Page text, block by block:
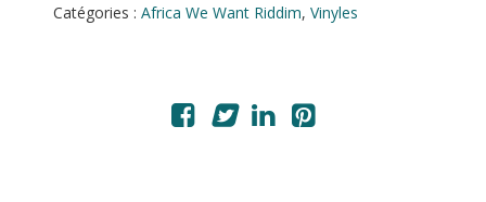
Catégories :Africa We Want Riddim,Vinyles